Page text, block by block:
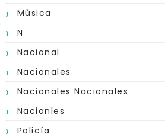
Mùsica
N
Nacional
Nacionales
Nacionales Nacionales
Nacionles
Policía